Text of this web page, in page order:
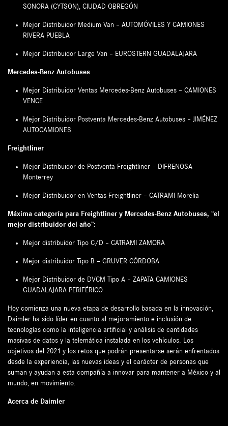
SONORA (CYTSON), CIUDAD OBREGÓN
Mejor Distribuidor Medium Van – AUTOMÓVILES Y CAMIONES
RIVERA PUEBLA
Mejor Distribuidor Large Van – EUROSTERN GUADALAJARA
Mercedes-Benz Autobuses
Mejor Distribuidor Ventas Mercedes-Benz Autobuses – CAMIONES
VENCE
Mejor Distribuidor Postventa Mercedes-Benz Autobuses – JIMÉNEZ
AUTOCAMIONES
Freightliner
Mejor Distribuidor de Postventa Freightliner – DIFRENOSA
Monterrey
Mejor Distribuidor en Ventas Freightliner – CATRAMI Morelia
Máxima categoría para Freightliner y Mercedes-Benz Autobuses, “el
mejor distribuidor del año”:
Mejor distribuidor Tipo C/D – CATRAMI ZAMORA
Mejor distribuidor Tipo B – GRUVER CÓRDOBA
Mejor Distribuidor de DVCM Tipo A – ZAPATA CAMIONES
GUADALAJARA PERIFÉRICO
Hoy comienza una nueva etapa de desarrollo basada en la innovación,
Daimler ha sido líder en cuanto al mejoramiento e inclusión de
tecnologías como la inteligencia artificial y análisis de cantidades
masivas de datos y la telemática instalada en los vehículos. Los
objetivos del 2021 y los retos que podrán presentarse serán enfrentados
desde la experiencia, las nuevas ideas y el carácter de personas que
suman y ayudan a esta compañía a innovar para mantener a México y al
mundo, en movimiento.
Acerca de Daimler